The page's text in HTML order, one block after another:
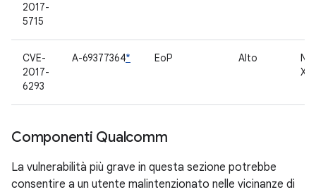
2017-
5715
CVE-
2017-
6293
A-69377364* EoP Alto
X1
Componenti Qualcomm
La vulnerabilità più grave in questa sezione potrebbe
consentire a un utente malintenzionato nelle vicinanze di